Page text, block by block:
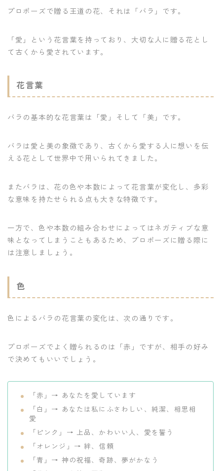
プロポーズで贈る王道の花、それは「バラ」です。
「愛」という花言葉を持っており、大切な人に贈る花とし
て古くから愛されています。
花言葉
バラの基本的な花言葉は「愛」そして「美」です。
バラは愛と美の象徴であり、古くから愛する人に想いを伝
える花として世界中で用いられてきました。
またバラは、花の色や本数によって花言葉が変化し、多彩
な意味を持たせられる点も大きな特徴です。
一方で、色や本数の組み合わせによってはネガティブな意
味となってしまうこともあるため、プロポーズに贈る際に
は注意しましょう。
色
色によるバラの花言葉の変化は、次の通りです。
プロポーズでよく贈られるのは「赤」ですが、相手の好み
で決めてもいいでしょう。
「赤」→ あなたを愛しています
「白」→ あなたは私にふさわしい、純潔、相思相
愛
「ピンク」→ 上品、かわいい人、愛を誓う
「オレンジ」→ 絆、信頼
「青」→ 神の祝福、奇跡、夢がかなう